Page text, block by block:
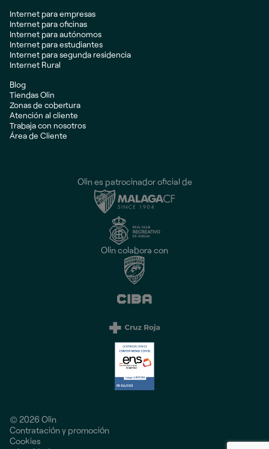
Internet para empresas
Internet para oficinas
Internet para autónomos
Internet para estudiantes
Internet para segunda residencia
Internet Rural
Blog
Tiendas Olin
Zonas de cobertura
Atención al cliente
Trabaja con nosotros
Área de Cliente
Olin es patrocinador oficial de
Olin colabora con
© 2026 Olin
Contratación y promoción
Cookies